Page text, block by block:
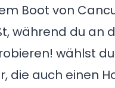
Boot von
während du an
wählst
die auch einen